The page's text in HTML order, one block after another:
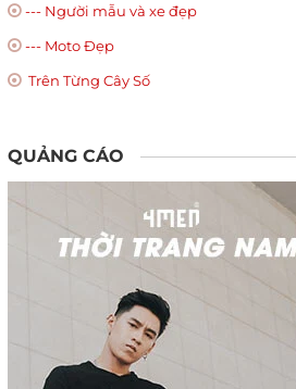
--- Người mẫu và xe đẹp
--- Moto Đẹp
Trên Từng Cây Số
QUẢNG CÁO